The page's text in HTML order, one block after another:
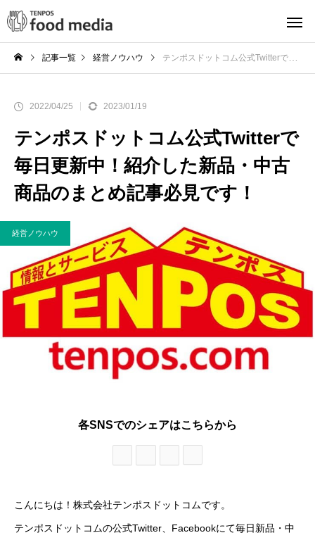
記事一覧 経営ノウハウ テンポスドットコム公式Twitterで毎日更新中！紹介した新品・中古商品のまとめ記事必見です！
2022/04/25 2023/01/19
テンポスドットコム公式Twitterで
毎日更新中！紹介した新品・中古
商品のまとめ記事必見です！
経営ノウハウ
各SNSでのシェアはこちらから
こんにちは！株式会社テンポスドットコムです。
テンポスドットコムの公式Twitter、Facebookにて毎日新品・中